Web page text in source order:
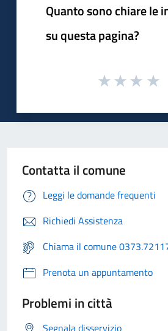
Quanto sono chiare le
su questa pagina?
Contatta il comune
Leggi le domande frequenti
Richiedi Assistenza
Chiama il comune
Prenota un appuntamento
Problemi in città